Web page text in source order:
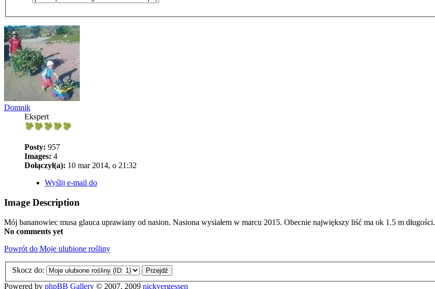
Domnik
Ekspert
Posty: 957
Images: 4
Dołączył(a): 10 mar 2014, o 21:32
Wyślij e-mail do
Image Description
Mój bananowiec musa glauca uprawiany od nasion. Nasiona wysiałem w marcu 2015. Obecnie największy liść ma ok 1.5 m długości.
No comments yet
Powrót do Moje ulubione rośliny
Skocz do:
Powered by phpBB Gallery © 2007, 2009 nickvergessen